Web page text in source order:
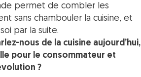
permet de combler les
sans chambouler la cuisine, et
par la suite.
nous de la cuisine aujourd’hui,
pour le consommateur et
?